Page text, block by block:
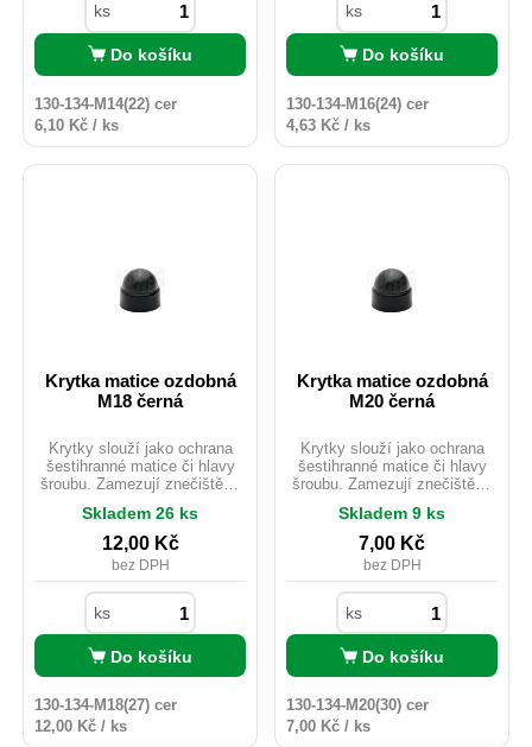
ks
Do košíku
130-134-M14(22) cer
6,10 Kč / ks
ks
Do košíku
130-134-M16(24) cer
4,63 Kč / ks
Krytka matice ozdobná
M18 černá
Krytky slouží jako ochrana
šestihranné matice či hlavy
šroubu. Zamezují znečištění,
spojovací materiál proti
povětrnostním podmínkám.
Jsou dostupné v různých
barvách. Vhodné i pro
venkovní použití.
Skladem 26 ks
12,00 Kč
bez DPH
ks
Do košíku
130-134-M18(27) cer
12,00 Kč / ks
Krytka matice ozdobná
M20 černá
Krytky slouží jako ochrana
šestihranné matice či hlavy
šroubu. Zamezují znečištění,
spojovací materiál proti
povětrnostním podmínkám.
Jsou dostupné v různých
barvách. Vhodné i pro
venkovní použití.
Skladem 9 ks
7,00 Kč
bez DPH
ks
Do košíku
130-134-M20(30) cer
7,00 Kč / ks